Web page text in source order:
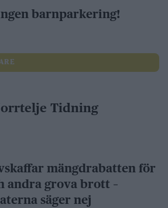
barnparkering!
Tidning
mängdrabatten för
andra grova brott –
säger nej